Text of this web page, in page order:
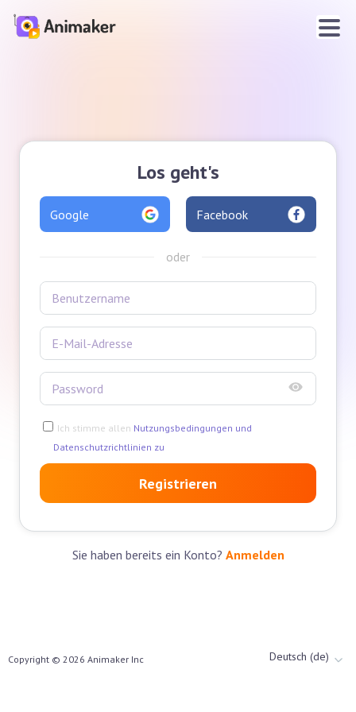
Los geht's
Google Facebook
oder
Ich stimme allen Nutzungsbedingungen und
Datenschutzrichtlinien zu
Registrieren
Sie haben bereits ein Konto? Anmelden
Copyright © 2026 Animaker Inc Deutsch (de)